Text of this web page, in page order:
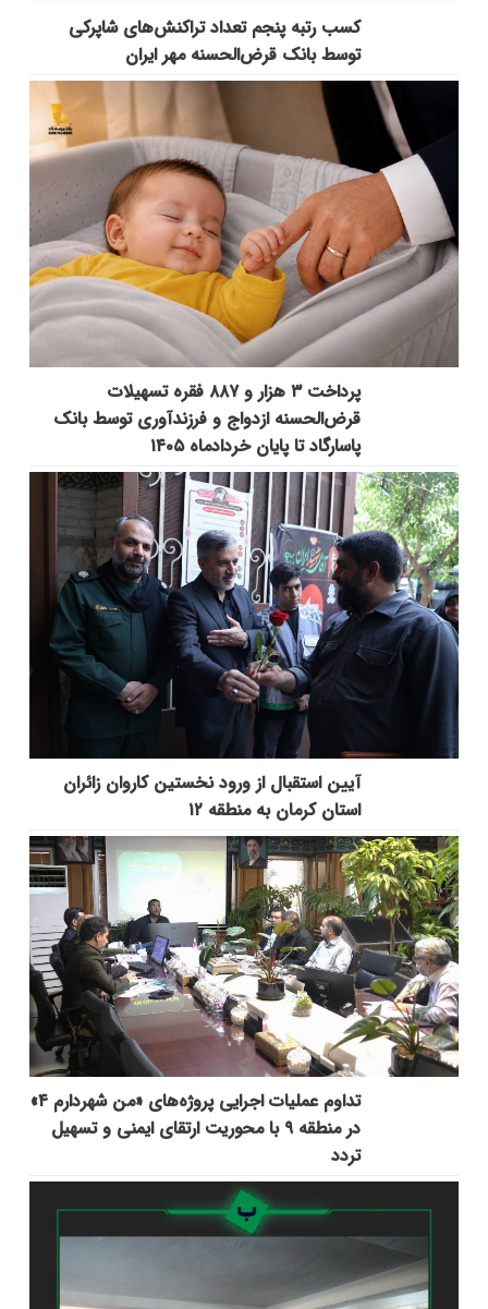
کسب رتبه پنجم تعداد تراکنش‌های شاپرکی
توسط بانک قرض‌الحسنه مهر ایران
پرداخت ۳ هزار و ۸۸۷ فقره تسهیلات
قرض‌الحسنه ازدواج و فرزندآوری توسط بانک
پاسارگاد تا پایان خردادماه ۱۴۰۵
آیین استقبال از ورود نخستین کاروان زائران
استان کرمان به منطقه ۱۲
تداوم عملیات اجرایی پروژه‌های «من شهردارم ۴»
در منطقه ۹ با محوریت ارتقای ایمنی و تسهیل
تردد